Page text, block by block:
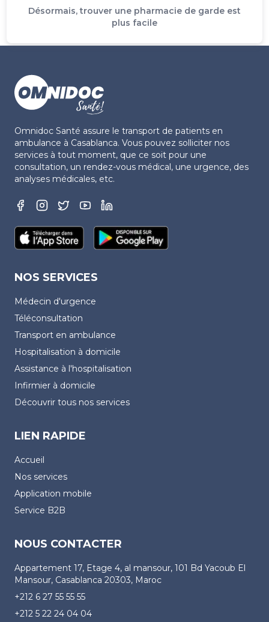
Désormais, trouver une pharmacie de garde est
plus facile
Omnidoc Santé assure le transport de patients en
ambulance à Casablanca. Vous pouvez solliciter nos
services à tout moment, que ce soit pour une
consultation, un rendez-vous médical, une urgence, des
analyses médicales, etc.
NOS SERVICES
Médecin d'urgence
Téléconsultation
Transport en ambulance
Hospitalisation à domicile
Assistance à l'hospitalisation
Infirmier à domicile
Découvrir tous nos services
LIEN RAPIDE
Accueil
Nos services
Application mobile
Service B2B
NOUS CONTACTER
Appartement 17, Etage 4, al mansour, 101 Bd Yacoub El
Mansour, Casablanca 20303, Maroc
+212 6 27 55 55 55
+212 5 22 24 04 04